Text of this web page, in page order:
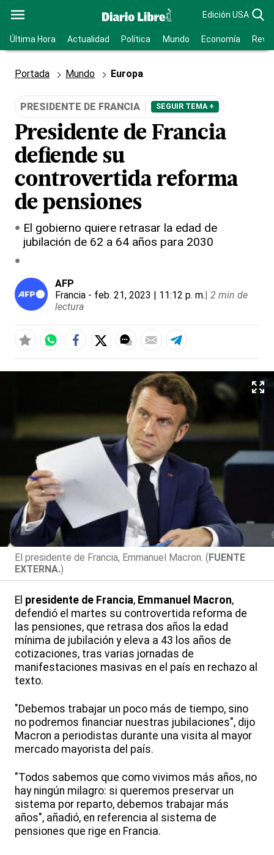
Edición USA
Última Hora Actualidad Política Mundo Economía
Portada Mundo Europa
PRESIDENTE DE FRANCIA SEGUIR TEMA +
Presidente de Francia
defiende su
controvertida reforma
de pensiones
El gobierno quiere retrasar la edad de
jubilación de 62 a 64 años para 2030
AFP
Francia - feb. 21, 2023 | 11:12 p. m.| 2 min de
lectura
El presidente de Francia, Emmanuel Macron. (FUENTE
EXTERNA.)
El presidente de Francia, Emmanuel Macron,
defendió el martes su controvertida reforma de
las pensiones, que retrasa dos años la edad
mínima de jubilación y eleva a 43 los años de
cotizaciones, tras varias jornadas de
manifestaciones masivas en el país en rechazo al
texto.
"Debemos trabajar un poco más de tiempo, sino
no podremos financiar nuestras jubilaciones", dijo
Macron a periodistas durante una visita al mayor
mercado mayorista del país.
"Todos sabemos que como vivimos más años, no
hay ningún milagro: si queremos preservar un
sistema por reparto, debemos trabajar más
años", añadió, en referencia al sistema de
pensiones que rige en Francia.